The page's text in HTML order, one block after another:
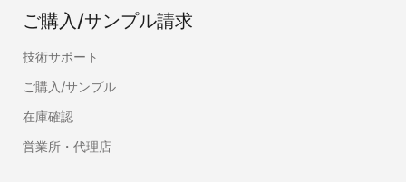
ご購入/サンプル請求
技術サポート
ご購入/サンプル
在庫確認
営業所・代理店